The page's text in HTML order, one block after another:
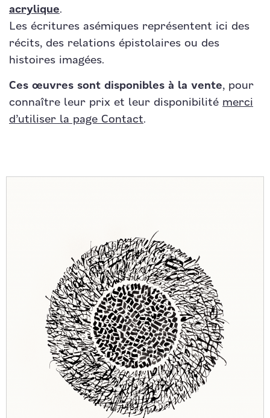
acrylique.
Les écritures asémiques représentent ici des
récits, des relations épistolaires ou des
histoires imagées.
Ces œuvres sont disponibles à la vente, pour
connaître leur prix et leur disponibilité merci
d’utiliser la page Contact.